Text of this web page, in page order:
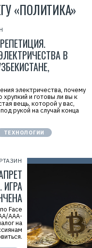
«ПОЛИТИКА»
В
электричества, почему
и готовы ли вы к
вещь, которой у вас,
рукой на случай конца
ТЕХНОЛОГИИ
Face
ААА-
на